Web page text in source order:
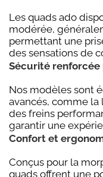
Les quads ado
modérée,
permettant une
des sensations de
Sécurité renforcée
Nos modèles sont
avancés, comme
des freins
garantir une
Confort et
Conçus pour la
quads offrent une